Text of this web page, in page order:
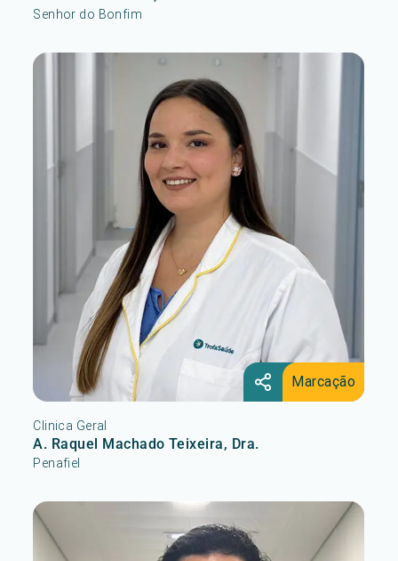
Senhor do Bonfim
Marcação
Clinica Geral
A. Raquel Machado Teixeira, Dra.
Penafiel